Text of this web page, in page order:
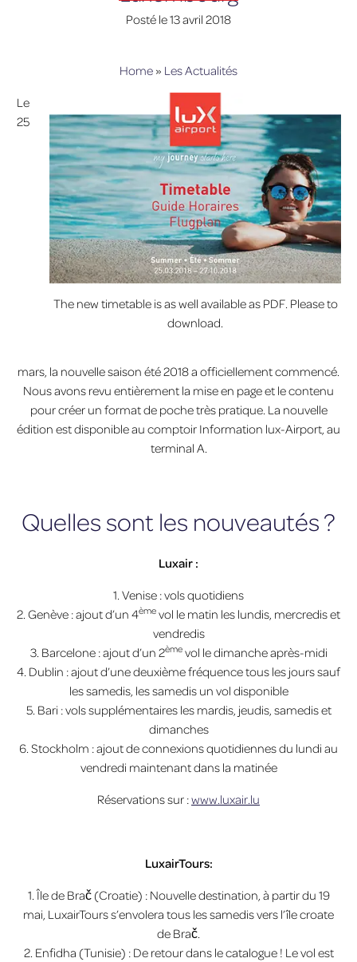
lux-Airport
Posté le13 avril 2018
Home » Les Actualités
The new timetable is as well available as PDF. Please to
download.
Le
25
mars, la nouvelle saison été 2018 a officiellement commencé.
Nous avons revu entièrement la mise en page et le contenu
pour créer un format de poche très pratique. La nouvelle
édition est disponible au comptoir Information lux-Airport, au
terminal A.
Quelles sont les nouveautés ?
Luxair :
1. Venise : vols quotidiens
2. Genève : ajout d’un 4ème vol le matin les lundis, mercredis et
vendredis
3. Barcelone : ​​ajout d’un 2èmevol le dimanche après-midi
4. Dublin : ajout d’une deuxième fréquence tous les jours sauf
les samedis, les samedis un vol disponible
5. Bari : vols supplémentaires les mardis, jeudis, samedis et
dimanches
6. Stockholm : ajout de connexions quotidiennes du lundi au
vendredi maintenant dans la matinée
Réservations sur :www.luxair.lu
LuxairTours:
1. Île de Brač (Croatie) : Nouvelle destination, à partir du 19
mai, LuxairTours s’envolera tous les samedis vers l’île croate
de Brač.
2. Enfidha (Tunisie) : De retour dans le catalogue ! Le vol est